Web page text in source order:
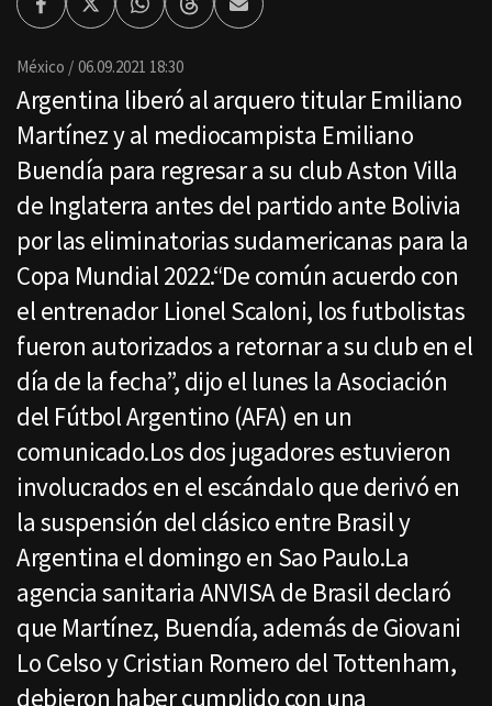
FacebookTwitterWhatsappThreadsEnviar
por
México 06.09.2021 18:30
Argentina liberó al arquero titular Emiliano
Martínez y al mediocampista Emiliano
Buendía para regresar a su club Aston Villa
de Inglaterra antes del partido ante Bolivia
por las eliminatorias sudamericanas para la
Copa Mundial 2022.“De común acuerdo con
el entrenador Lionel Scaloni, los futbolistas
fueron autorizados a retornar a su club en el
día de la fecha”, dijo el lunes la Asociación
del Fútbol Argentino (AFA) en un
comunicado.Los dos jugadores estuvieron
involucrados en el escándalo que derivó en
la suspensión del clásico entre Brasil y
Argentina el domingo en Sao Paulo.La
agencia sanitaria ANVISA de Brasil declaró
que Martínez, Buendía, además de Giovani
Lo Celso y Cristian Romero del Tottenham,
debieron haber cumplido con una